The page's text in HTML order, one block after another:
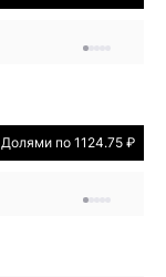
Долями по 1124.75 ₽